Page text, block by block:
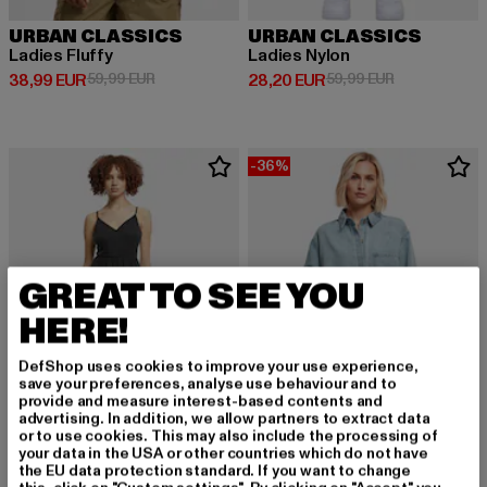
URBAN CLASSICS
Ladies Fluffy
38,99 EUR
Derzeitiger Preis: 38,99 EUR
59,99 EURAktionspreis: 59,99 EUR
URBAN CLASSICS
Ladies Nylon
28,20 EUR
Derzeitiger Preis: 28,20 EUR
59,99 EURAktionspreis:
URBAN CLASSICS
-36%
URBAN CLASSICS
GREAT TO SEE YOU
HERE!
DefShop uses cookies to improve your use experience,
save your preferences, analyse use behaviour and to
provide and measure interest-based contents and
advertising. In addition, we allow partners to extract data
or to use cookies. This may also include the processing of
your data in the USA or other countries which do not have
the EU data protection standard. If you want to change